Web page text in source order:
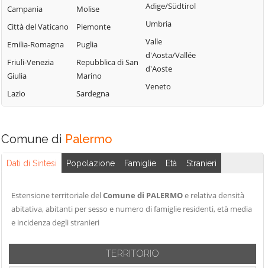
Campofiorito
Casteldaccia
Castronovo di
Sicilia
Montelepre
Montemaggiore
Belsito
Palermo
Partinico
Torretta
Trabia
Trappeto
Ustica
Valledolmo
Villafrati
Campania
Città del Vaticano
Emilia-Romagna
Friuli-Venezia
Giulia
Lazio
Molise
Piemonte
Puglia
Repubblica di San
Marino
Sardegna
Adige/Südtirol
Umbria
Valle
d'Aosta/Vallée
d'Aoste
Veneto
Comune di Palermo
Dati di Sintesi Popolazione Famiglie Età Stranieri
Estensione territoriale delComune di PALERMOe relativa densità
abitativa, abitanti per sesso e numero di famiglie residenti, età media
e incidenza degli stranieri
TERRITORIO